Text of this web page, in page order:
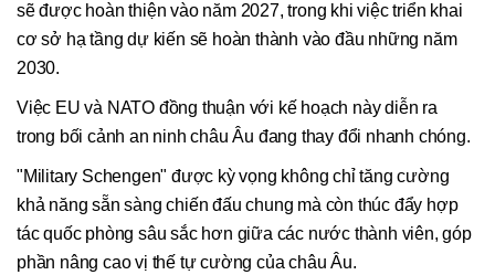
sẽ được hoàn thiện vào năm 2027, trong khi việc triển khai
cơ sở hạ tầng dự kiến sẽ hoàn thành vào đầu những năm
2030.
Việc EU và NATO đồng thuận với kế hoạch này diễn ra
trong bối cảnh an ninh châu Âu đang thay đổi nhanh chóng.
"Military Schengen" được kỳ vọng không chỉ tăng cường
khả năng sẵn sàng chiến đấu chung mà còn thúc đẩy hợp
tác quốc phòng sâu sắc hơn giữa các nước thành viên, góp
phần nâng cao vị thế tự cường của châu Âu.